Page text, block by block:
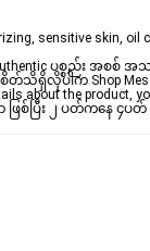
sensitive skin, oil
ပစ္စည်း အစစ် အသ
သိရှိလိုပါက Shop
about the product,
ြစ်ပြီး ၂ ပတ်ကနေ ၄ပတ်